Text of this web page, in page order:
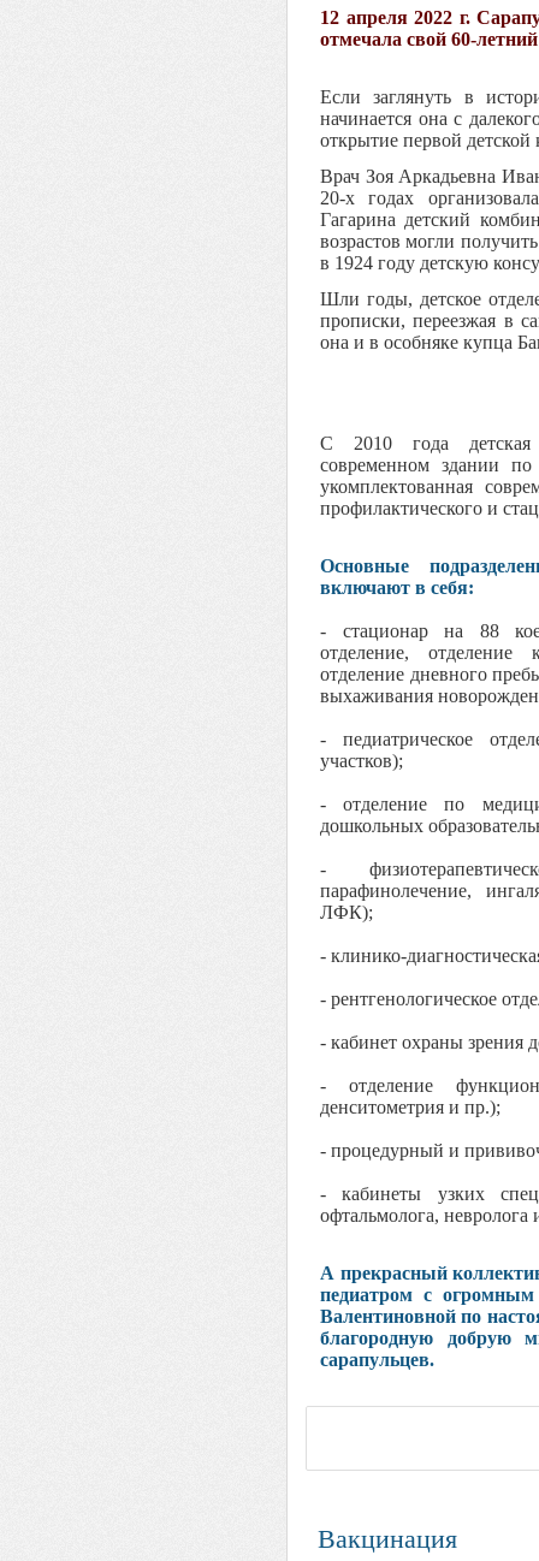
12 апреля 2022 г.
отмечала свой 60-
Если заглянуть в
начинается она с
открытие первой детской
Врач Зоя Аркадьевна
20-х годах
Гагарина детский
возрастов могли
в 1924 году детскую
Шли годы, детское
прописки, переезжая в
она и в особняке купца
С 2010 года детская
современном здании
укомплектованная
профилактического и
Основные
включают в себя:
- стационар на 88
отделение, отделение
отделение дневного
выхаживания
- педиатрическое
участков);
- отделение по
дошкольных
-
парафинолечение,
ЛФК);
- клинико-
- рентгенологическое
- кабинет охраны зрения
- отделение
денситометрия и пр.);
- процедурный и
- кабинеты узких
офтальмолога, невролога
А прекрасный
педиатром с
Валентиновной по
благородную добрую
сарапульцев.
Вакцинация